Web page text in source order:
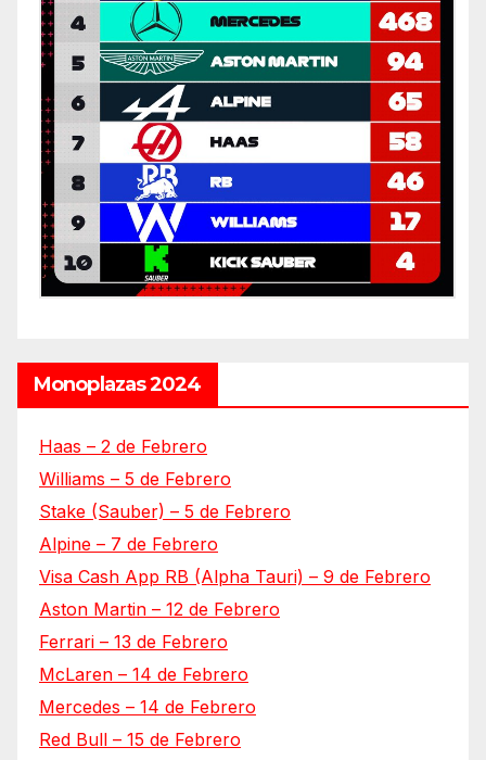
Monoplazas 2024
Haas – 2 de Febrero
Williams – 5 de Febrero
Stake (Sauber) – 5 de Febrero
Alpine – 7 de Febrero
Visa Cash App RB (Alpha Tauri) – 9 de Febrero
Aston Martin – 12 de Febrero
Ferrari – 13 de Febrero
McLaren – 14 de Febrero
Mercedes – 14 de Febrero
Red Bull – 15 de Febrero